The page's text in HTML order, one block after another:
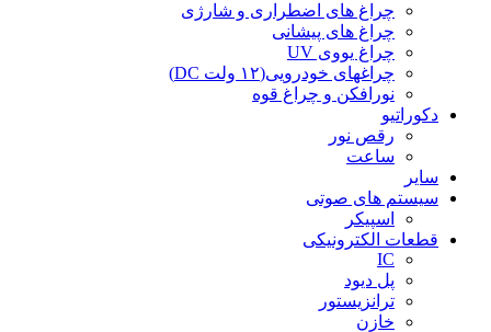
چراغ های اضطراری و شارژی
چراغ های پیشانی
چراغ یووی UV
چراغهای خودرویی(۱۲ ولت DC)
نورافکن و چراغ قوه
دکوراتیو
رقص نور
ساعت
سایر
سیستم های صوتی
اسپیکر
قطعات الکترونیکی
IC
پل دیود
ترانزیستور
خازن